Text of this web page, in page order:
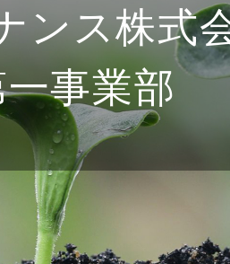
ンス株式
事業部